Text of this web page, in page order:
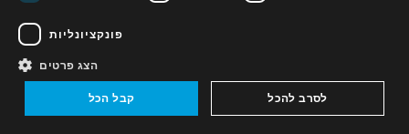
איחוד האמירויות הערביות(3)
פונקציונליות
הצג פרטים
קבל הכל לסרב להכל